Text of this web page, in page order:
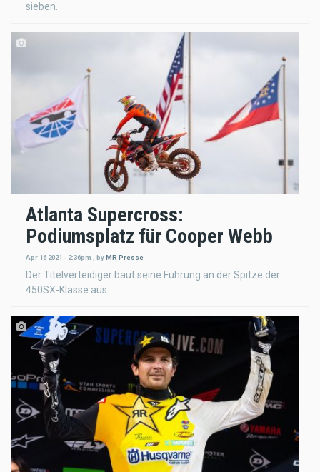
sieben.
Atlanta Supercross:
Podiumsplatz für Cooper Webb
Apr 16 2021 - 2:36pm byMR Presse
Der Titelverteidiger baut seine Führung an der Spitze der
450SX-Klasse aus.